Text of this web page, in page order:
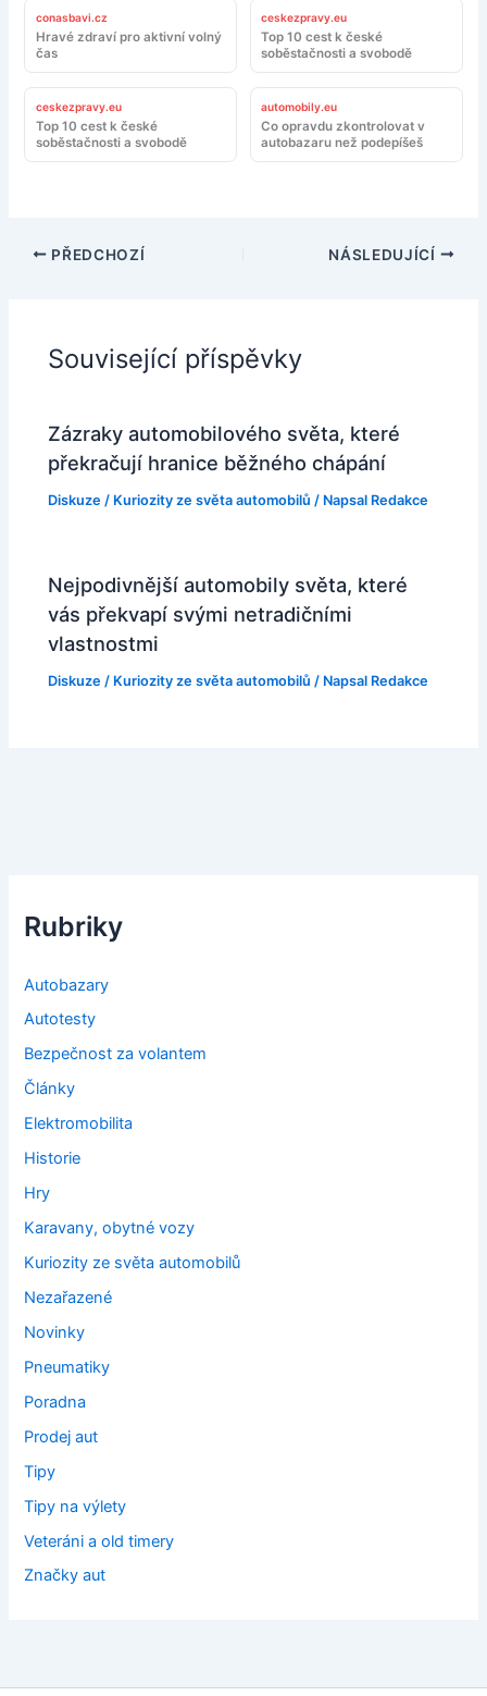
conasbavi.cz
Hravé zdraví pro aktivní volný
čas
ceskezpravy.eu
Top 10 cest k české
soběstačnosti a svobodě
ceskezpravy.eu
Top 10 cest k české
soběstačnosti a svobodě
automobily.eu
Co opravdu zkontrolovat v
autobazaru než podepíšeš
PŘEDCHOZÍ NÁSLEDUJÍCÍ
Související příspěvky
Zázraky automobilového světa, které
překračují hranice běžného chápání
Diskuze / Kuriozity ze světa automobilů / Napsal Redakce
Nejpodivnější automobily světa, které
vás překvapí svými netradičními
vlastnostmi
Diskuze / Kuriozity ze světa automobilů / Napsal Redakce
Rubriky
Autobazary
Autotesty
Bezpečnost za volantem
Články
Elektromobilita
Historie
Hry
Karavany, obytné vozy
Kuriozity ze světa automobilů
Nezařazené
Novinky
Pneumatiky
Poradna
Prodej aut
Tipy
Tipy na výlety
Veteráni a old timery
Značky aut